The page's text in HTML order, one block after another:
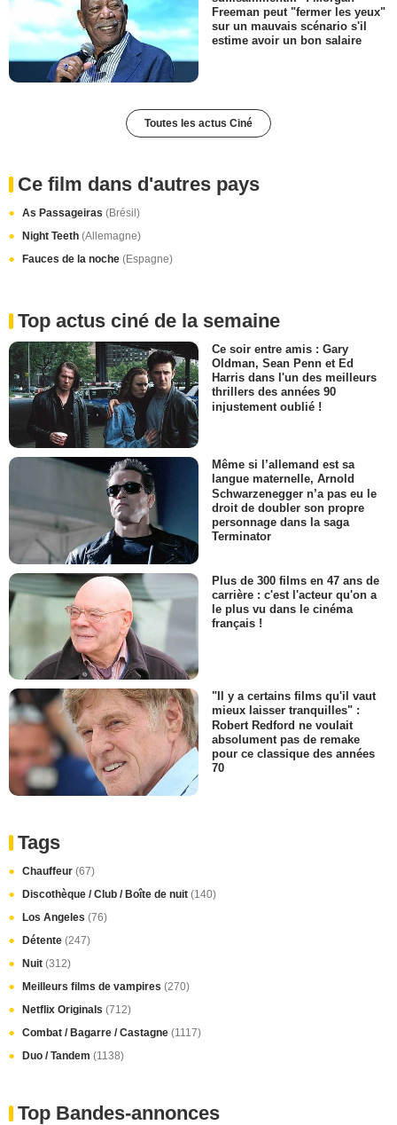
Freeman peut "fermer les yeux"
sur un mauvais scénario s'il
estime avoir un bon salaire
Toutes les actus Ciné
Ce film dans d'autres pays
As Passageiras (Brésil)
Night Teeth (Allemagne)
Fauces de la noche (Espagne)
Top actus ciné de la semaine
Ce soir entre amis : Gary
Oldman, Sean Penn et Ed
Harris dans l'un des meilleurs
thrillers des années 90
injustement oublié !
Même si l’allemand est sa
langue maternelle, Arnold
Schwarzenegger n’a pas eu le
droit de doubler son propre
personnage dans la saga
Terminator
Plus de 300 films en 47 ans de
carrière : c'est l'acteur qu'on a
le plus vu dans le cinéma
français !
"Il y a certains films qu'il vaut
mieux laisser tranquilles" :
Robert Redford ne voulait
absolument pas de remake
pour ce classique des années
70
Tags
Chauffeur (67)
Discothèque / Club / Boîte de nuit (140)
Los Angeles (76)
Détente (247)
Nuit (312)
Meilleurs films de vampires (270)
Netflix Originals (712)
Combat / Bagarre / Castagne (1117)
Duo / Tandem (1138)
Top Bandes-annonces